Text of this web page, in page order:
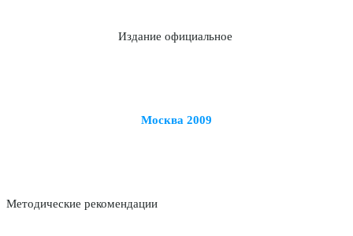
Издание официальное
Москва 2009
Методические рекомендации